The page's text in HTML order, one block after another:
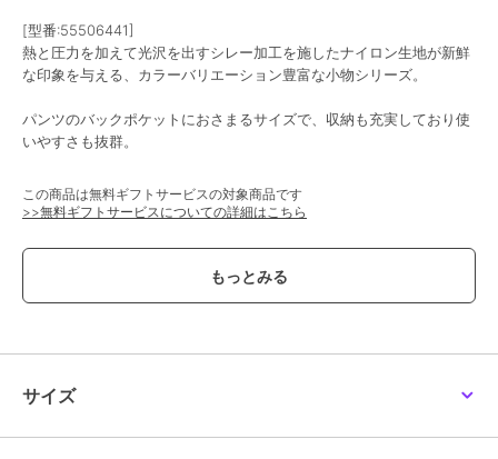
[型番:55506441]
熱と圧力を加えて光沢を出すシレー加工を施したナイロン生地が新鮮
な印象を与える、カラーバリエーション豊富な小物シリーズ。
パンツのバックポケットにおさまるサイズで、収納も充実しており使
いやすさも抜群。
この商品は無料ギフトサービスの対象商品です
>>無料ギフトサービスについての詳細はこちら
ポーター 吉田カバン
ショップ ポーター
り財布・三つ折り財布
性別タイプ
り財布・三つ折り財布
サイズ